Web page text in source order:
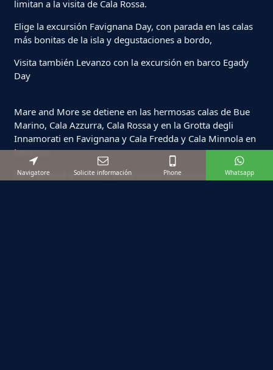
Navigatore Solicite información Phone Whatsapp
limitan a la visita de Cala Rossa.
Elige la excursión Favignana Day, con parada en las calas
más bonitas de la isla y degustaciones a bordo,
Visita también Levanzo con la excursión en barco Egady
Day
Mare and More se detiene en las hermosas calas de Bue
Marino, Cala Azzurra, Cala Rossa y en la Grotta degli
Innamorati en Favignana y Cala Fredda y Cala Minnola en
Levanzo.
Para un tour a medida, Excursiones exclusivas en barco